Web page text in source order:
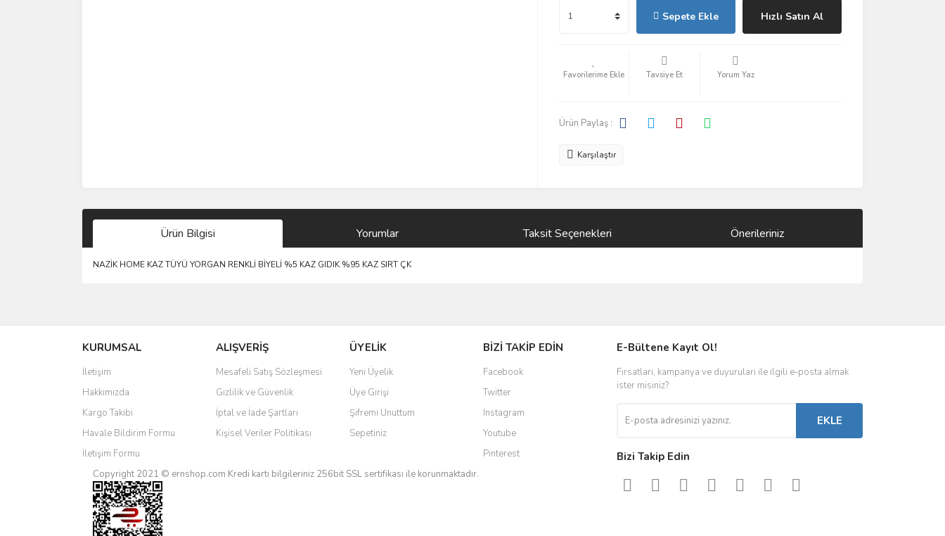
Sepete Ekle Hızlı Satın Al
Tavsiye Et Yorum Yaz
Ürün Paylaş :
Karşılaştır
Ürün Bilgisi Yorumlar Taksit Seçenekleri Önerileriniz
NAZİK HOME KAZ TÜYÜ YORGAN RENKLİ BİYELİ %5 KAZ GIDIK %95 KAZ SIRT ÇK
Ürün resmi kalitesiz, bozuk veya görüntülenemiyor.
Ürün açıklamasında eksik bilgiler bulunuyor.
Ürün bilgilerinde hatalar bulunuyor.
Ürün fiyatı diğer sitelerden daha pahalı.
Bu ürüne benzer farklı alternatifler olmalı.
KURUMSAL
İletişim
Hakkımızda
Kargo Takibi
Havale Bildirim Formu
İletişim Formu
ALIŞVERİŞ
Mesafeli Satış Sözleşmesi
Gizlilik ve Güvenlik
İptal ve İade Şartları
Kişisel Veriler Politikası
ÜYELİK
Yeni Üyelik
Üye Girişi
Şifremi Unuttum
Sepetiniz
BİZİ TAKİP EDİN
Facebook
Twitter
Instagram
Youtube
Pinterest
Copyright 2021 © ernshop.com Kredi kartı bilgileriniz 256bit SSL sertifikası ile korunmaktadır.
E-Bültene Kayıt Ol!
Fırsatları, kampanya ve duyuruları ile ilgili e-posta almak
ister misiniz?
EKLE
Bizi Takip Edin